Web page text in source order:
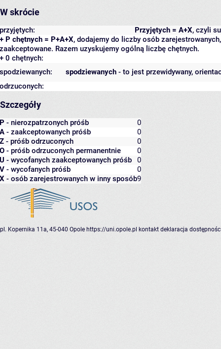
W skrócie
Przyjętych = A+X, czyli
przyjętych:
+ P chętnych = P+A+X, dodajemy do liczby osób
zaakceptowane. Razem uzyskujemy ogólną liczbę chętnych.
+ 0 chętnych:
spodziewanych - to jest przewidywany,
spodziewanych:
odrzuconych:
Szczegóły
P - nierozpatrzonych próśb
0
A - zaakceptowanych próśb
0
Z - próśb odrzuconych
0
O - próśb odrzuconych permanentnie
0
U - wycofanych zaakceptowanych próśb
0
V - wycofanych próśb
0
X - osób zarejestrowanych w inny sposób9
pl. Kopernika 11a, 45-040 Opole https://uni.opole.pl kontakt deklaracja